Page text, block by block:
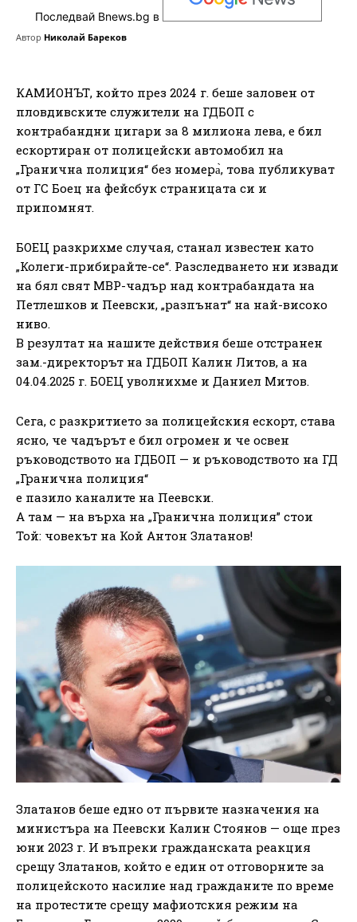
Последвай Bnews.bg в
Автор Николай Бареков
КАМИОНЪТ, който през 2024 г. беше заловен от
пловдивските служители на ГДБОП с
контрабандни цигари за 8 милиона лева, е бил
ескортиран от полицейски автомобил на
„Гранична полиция“ без номера̀, това публикуват
от ГС Боец на фейсбук страницата си и
припомнят.
БОЕЦ разкрихме случая, станал известен като
„Колеги-прибирайте-се“. Разследването ни извади
на бял свят МВР-чадър над контрабандата на
Петлешков и Пеевски, „разпънат“ на най-високо
ниво.
В резултат на нашите действия беше отстранен
зам.-директорът на ГДБОП Калин Литов, а на
04.04.2025 г. БОЕЦ уволнихме и Даниел Митов.
Сега, с разкритието за полицейския ескорт, става
ясно, че чадърът е бил огромен и че освен
ръководството на ГДБОП — и ръководството на ГД
„Гранична полиция“
е пазило каналите на Пеевски.
А там — на върха на „Гранична полиция” стои
Той: човекът на Кой Антон Златанов!
Златанов беше едно от първите назначения на
министъра на Пеевски Калин Стоянов — още през
юни 2023 г. И въпреки гражданската реакция
срещу Златанов, който е един от отговорните за
полицейското насилие над гражданите по време
на протестите срещу мафиотския режим на